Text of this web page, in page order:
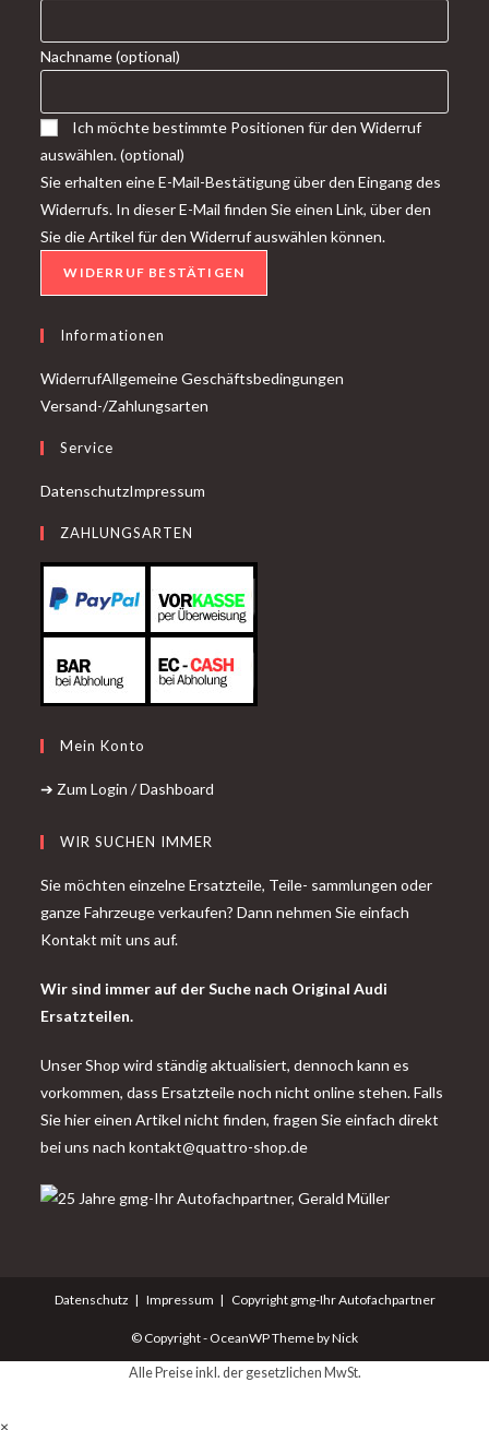
Nachname(optional)
Ich möchte bestimmte Positionen für den Widerruf
auswählen.(optional)
Sie erhalten eine E-Mail-Bestätigung über den Eingang des
Widerrufs. In dieser E-Mail finden Sie einen Link, über den
Sie die Artikel für den Widerruf auswählen können.
WIDERRUF BESTÄTIGEN
Informationen
WiderrufAllgemeine Geschäftsbedingungen
Versand-/Zahlungsarten
Service
DatenschutzImpressum
ZAHLUNGSARTEN
Mein Konto
➔ Zum Login / Dashboard
WIR SUCHEN IMMER
Sie möchten einzelne Ersatzteile, Teile- sammlungen oder
ganze Fahrzeuge verkaufen? Dann nehmen Sie einfach
Kontakt mit uns auf.
Wir sind immer auf der Suche nach Original Audi
Ersatzteilen.
Unser Shop wird ständig aktualisiert, dennoch kann es
vorkommen, dass Ersatzteile noch nicht online stehen. Falls
Sie hier einen Artikel nicht finden, fragen Sie einfach direkt
bei uns nachkontakt@quattro-shop.de
Datenschutz Impressum Copyright gmg-Ihr Autofachpartner
© Copyright - OceanWP Theme by Nick
Alle Preise inkl. der gesetzlichen MwSt.
×